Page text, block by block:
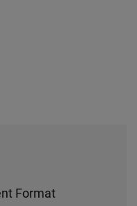
Format